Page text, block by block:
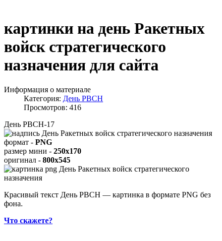
картинки на день Ракетных
войск стратегического
назначения для сайта
Информация о материале
Категория: День РВСН
Просмотров: 416
День РВСН-17
формат - PNG
размер мини - 250x170
оригинал - 800x545
Красивый текст День РВСН — картинка в формате PNG без
фона.
Что скажете?